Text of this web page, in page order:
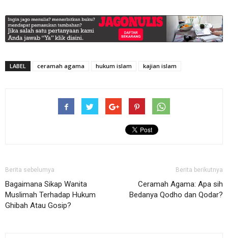
LABEL ceramah agama hukum islam kajian islam
Berita sebelumya
Bagaimana Sikap Wanita
Muslimah Terhadap Hukum
Ghibah Atau Gosip?
Berita berikutnya
Ceramah Agama: Apa sih
Bedanya Qodho dan Qodar?